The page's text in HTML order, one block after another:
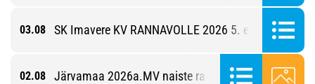
03.08 SK Imavere KV RANNAVOLLE 2026 5. etapp
02.08 Järvamaa 2026a.MV naiste rannavolles